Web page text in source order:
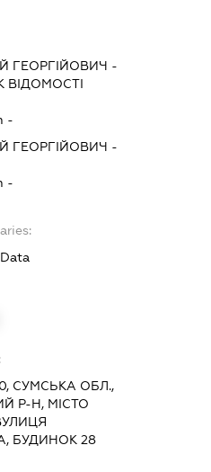
ГЕОРГІЙОВИЧ -
ВІДОМОСТІ
-
ГЕОРГІЙОВИЧ -
-
СУМСЬКА ОБЛ.,
Р-Н, МІСТО
БУДИНОК 28